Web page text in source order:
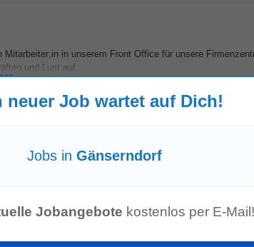
in unserem Front Office für unsere
und Lust auf...
in absoluter Ruhelage in einer der schönsten
Groß...
neuer Job wartet auf Dich!
Jobs in Gänserndorf
Jobangebote kostenlos per E-Mail!